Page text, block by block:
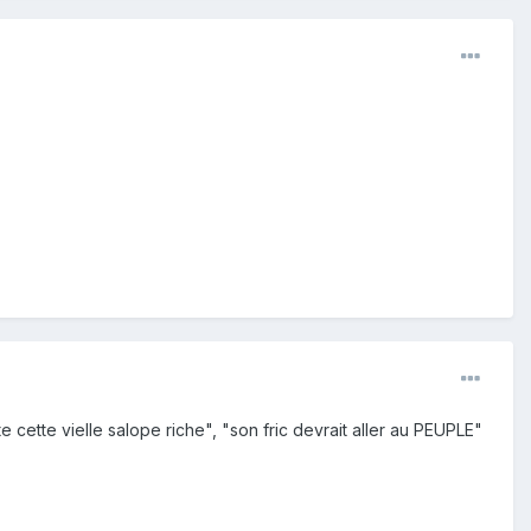
vielle salope riche", "son fric devrait aller au PEUPLE"